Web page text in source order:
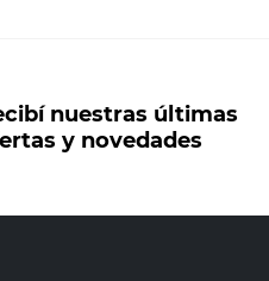
nuestras últimas
y novedades